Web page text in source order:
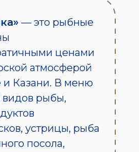
— это рыбные
ценами
атмосферой
и Казани. В меню
видов рыбы,
устрицы, рыба
посола,